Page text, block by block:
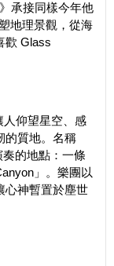
承接同樣今年他
地理景觀，從海
歡 Glass
人仰望星空、感
的質地。名稱
奏的地點：一條
」。樂團以
心神暫置於塵世